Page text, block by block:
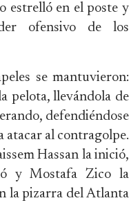
estrelló en el poste y
ofensivo de los
se mantuvieron:
pelota, llevándola de
defendiéndose
atacar al contragolpe.
Hassan la inició,
y Mostafa Zico la
la pizarra del Atlanta